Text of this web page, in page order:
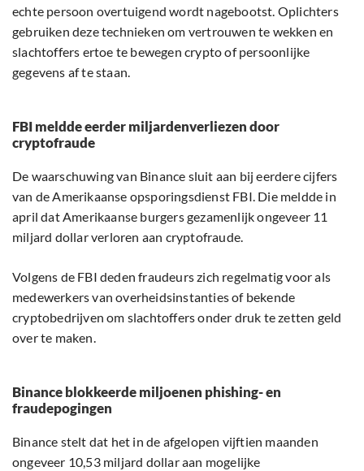
echte persoon overtuigend wordt nagebootst. Oplichters
gebruiken deze technieken om vertrouwen te wekken en
slachtoffers ertoe te bewegen crypto of persoonlijke
gegevens af te staan.
FBI meldde eerder miljardenverliezen door
cryptofraude
De waarschuwing van Binance sluit aan bij eerdere cijfers
van de Amerikaanse opsporingsdienst FBI. Die meldde in
april dat Amerikaanse burgers gezamenlijk ongeveer 11
miljard dollar verloren aan cryptofraude.
Volgens de FBI deden fraudeurs zich regelmatig voor als
medewerkers van overheidsinstanties of bekende
cryptobedrijven om slachtoffers onder druk te zetten geld
over te maken.
Binance blokkeerde miljoenen phishing- en
fraudepogingen
Binance stelt dat het in de afgelopen vijftien maanden
ongeveer 10,53 miljard dollar aan mogelijke